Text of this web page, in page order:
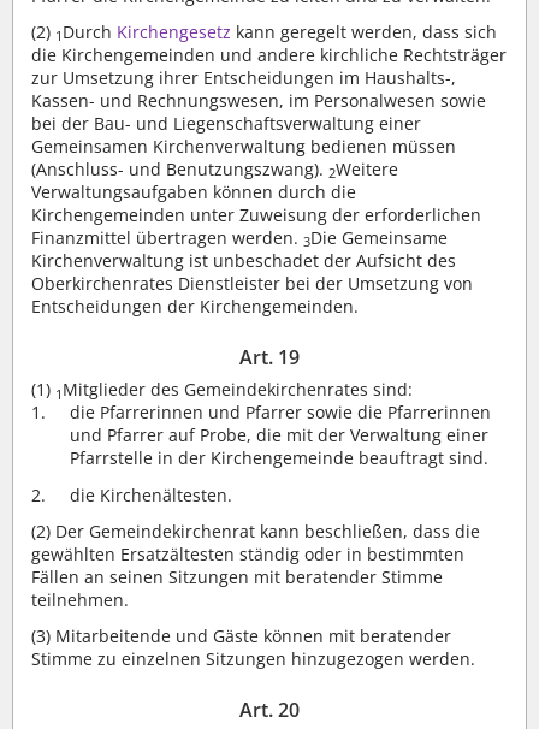
(2) 1 Durch Kirchengesetz kann geregelt werden, dass sich
die Kirchengemeinden und andere kirchliche Rechtsträger
zur Umsetzung ihrer Entscheidungen im Haushalts-,
Kassen- und Rechnungswesen, im Personalwesen sowie
bei der Bau- und Liegenschaftsverwaltung einer
Gemeinsamen Kirchenverwaltung bedienen müssen
(Anschluss- und Benutzungszwang). 2Weitere
Verwaltungsaufgaben können durch die
Kirchengemeinden unter Zuweisung der erforderlichen
Finanzmittel übertragen werden. 3Die Gemeinsame
Kirchenverwaltung ist unbeschadet der Aufsicht des
Oberkirchenrates Dienstleister bei der Umsetzung von
Entscheidungen der Kirchengemeinden.
Art. 19
(1) 1 Mitglieder des Gemeindekirchenrates sind:
die Pfarrerinnen und Pfarrer sowie die Pfarrerinnen
und Pfarrer auf Probe, die mit der Verwaltung einer
Pfarrstelle in der Kirchengemeinde beauftragt sind.
die Kirchenältesten.
(2) Der Gemeindekirchenrat kann beschließen, dass die
gewählten Ersatzältesten ständig oder in bestimmten
Fällen an seinen Sitzungen mit beratender Stimme
teilnehmen.
(3) Mitarbeitende und Gäste können mit beratender
Stimme zu einzelnen Sitzungen hinzugezogen werden.
Art. 20